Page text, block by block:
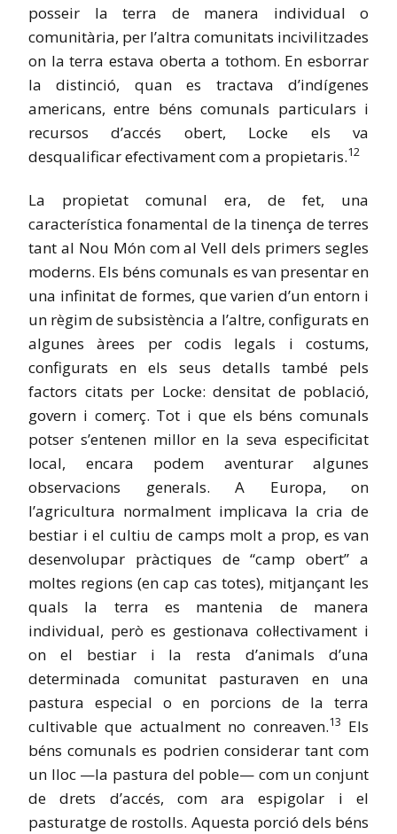
posseir la terra de manera individual o
comunitària, per l’altra comunitats incivilitzades
on la terra estava oberta a tothom. En esborrar
la distinció, quan es tractava d’indígenes
americans, entre béns comunals particulars i
recursos d’accés obert, Locke els va
desqualificar efectivament com a propietaris.12
La propietat comunal era, de fet, una
característica fonamental de la tinença de terres
tant al Nou Món com al Vell dels primers segles
moderns. Els béns comunals es van presentar en
una infinitat de formes, que varien d’un entorn i
un règim de subsistència a l’altre, configurats en
algunes àrees per codis legals i costums,
configurats en els seus detalls també pels
factors citats per Locke: densitat de població,
govern i comerç. Tot i que els béns comunals
potser s’entenen millor en la seva especificitat
local, encara podem aventurar algunes
observacions generals. A Europa, on
l’agricultura normalment implicava la cria de
bestiar i el cultiu de camps molt a prop, es van
desenvolupar pràctiques de “camp obert” a
moltes regions (en cap cas totes), mitjançant les
quals la terra es mantenia de manera
individual, però es gestionava col·lectivament i
on el bestiar i la resta d’animals d’una
determinada comunitat pasturaven en una
pastura especial o en porcions de la terra
cultivable que actualment no conreaven.13 Els
béns comunals es podrien considerar tant com
un lloc —la pastura del poble— com un conjunt
de drets d’accés, com ara espigolar i el
pasturatge de rostolls. Aquesta porció dels béns